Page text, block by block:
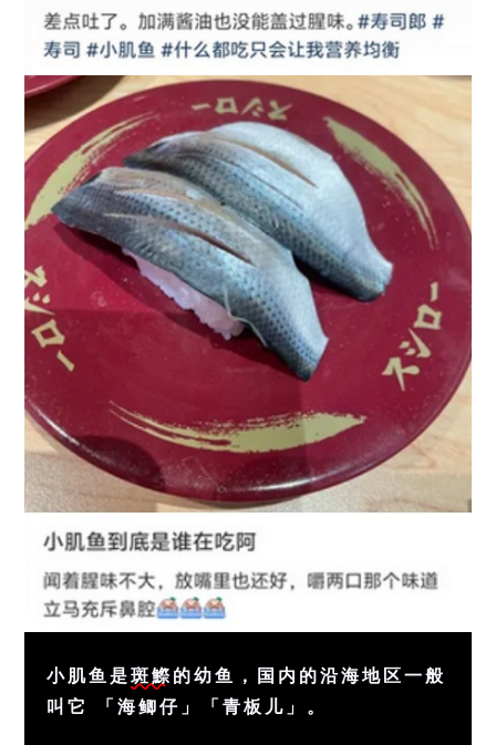
小肌鱼是斑鰶的幼鱼，国内的沿海地区一般
叫它 「海鲫仔」「青板儿」。